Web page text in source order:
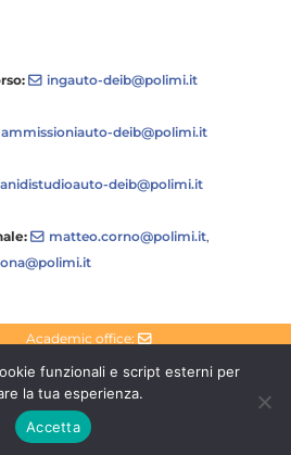
ingauto-deib@polimi.it
ammissioniauto-deib@polimi.it
deib@polimi.it
matteo.corno@polimi.it,
Academic office:
didattica-
deib@polimi.it
funzionali e script esterni per
la tua esperienza.
Accetta